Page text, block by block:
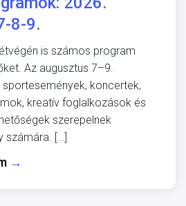
8-9.
is számos program
Az augusztus 7–9.
koncertek,
kreatív foglalkozások és
szerepelnek
számára. […]
→